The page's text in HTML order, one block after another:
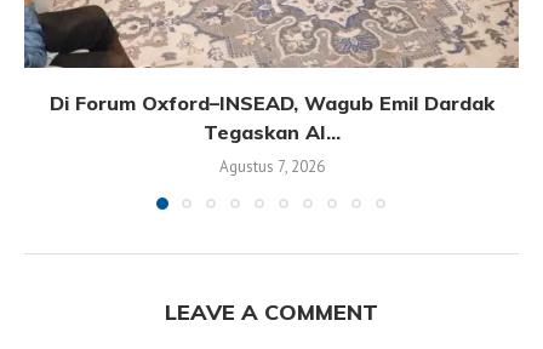
Di Forum Oxford–INSEAD, Wagub Emil Dardak
Tegaskan AI...
Agustus 7, 2026
LEAVE A COMMENT